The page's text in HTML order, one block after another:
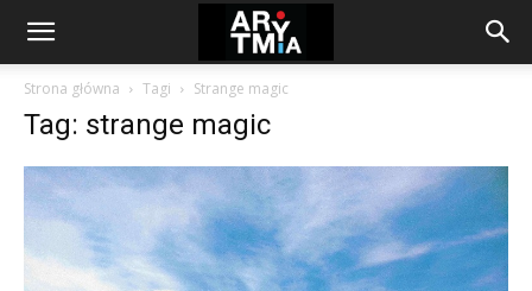
arytmia.eu
Strona główna Tagi Strange magic
Tag: strange magic